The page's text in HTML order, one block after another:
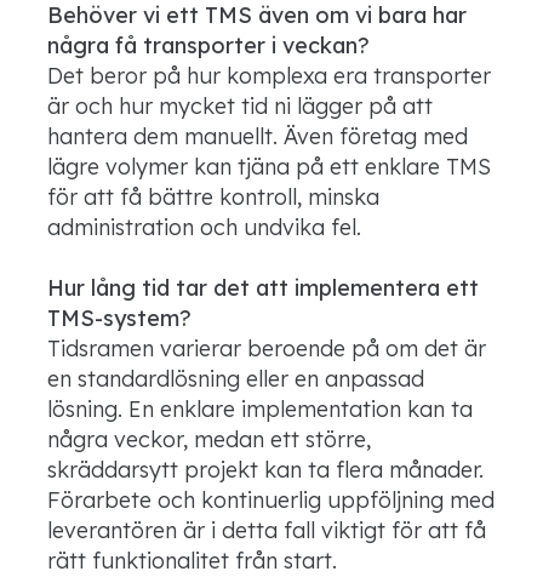
Behöver vi ett TMS även om vi bara har
några få transporter i veckan?
Det beror på hur komplexa era transporter
är och hur mycket tid ni lägger på att
hantera dem manuellt. Även företag med
lägre volymer kan tjäna på ett enklare TMS
för att få bättre kontroll, minska
administration och undvika fel.
Hur lång tid tar det att implementera ett
TMS-system?
Tidsramen varierar beroende på om det är
en standardlösning eller en anpassad
lösning. En enklare implementation kan ta
några veckor, medan ett större,
skräddarsytt projekt kan ta flera månader.
Förarbete och kontinuerlig uppföljning med
leverantören är i detta fall viktigt för att få
rätt funktionalitet från start.